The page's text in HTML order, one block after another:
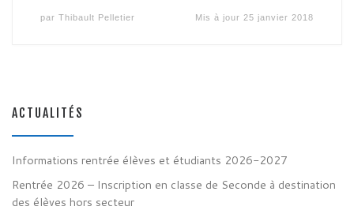
par Thibault Pelletier Mis à jour 25 janvier 2018
ACTUALITÉS
Informations rentrée élèves et étudiants 2026-2027
Rentrée 2026 – Inscription en classe de Seconde à destination
des élèves hors secteur